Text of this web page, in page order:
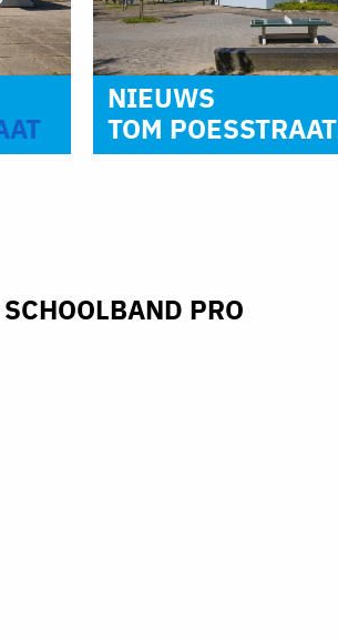
NIEUWS
TOM POESSTRAAT
PRO